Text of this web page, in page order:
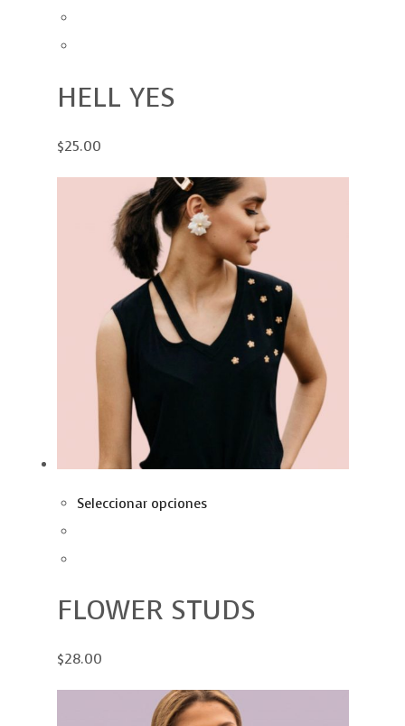
HELL YES
$25.00
Seleccionar opciones
FLOWER STUDS
$28.00